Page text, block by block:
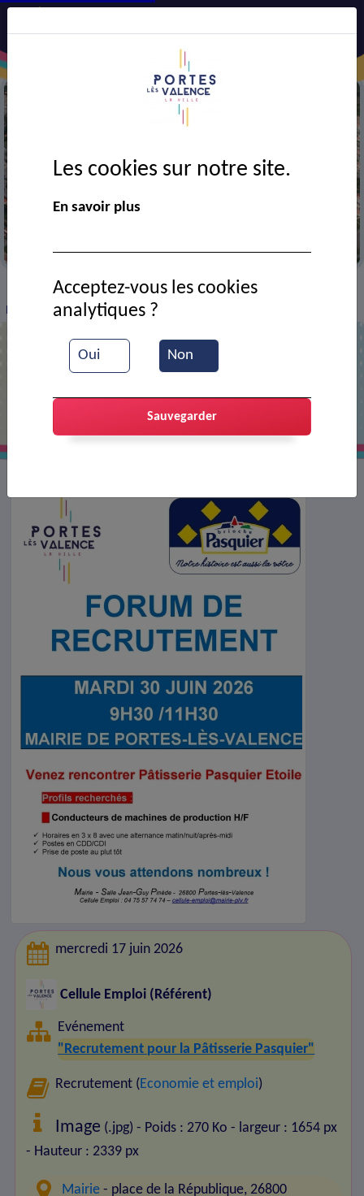
> VIE MUNICIPALE > Ressources documentaires
Recrutement pour la Pâtisserie Pasquier
Recrutement pour la Pâtisserie
Pasquier
mercredi 17 juin 2026
Cellule Emploi (Référent)
Evénement
"Recrutement pour la Pâtisserie Pasquier"
Recrutement (Economie et emploi)
Image (.jpg) - Poids : 270 Ko - largeur : 1654 px
- Hauteur : 2339 px
Mairie - place de la République, 26800
Les cookies sur notre site.
En savoir plus
Oui Non
Acceptez-vous les cookies
analytiques ?
Sauvegarder